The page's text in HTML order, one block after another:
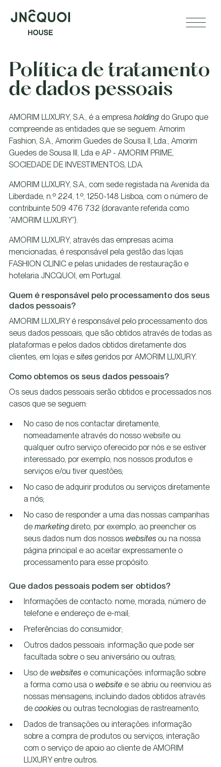
Política de tratamento
de dados pessoais
AMORIM LUXURY, S.A., é a empresaholding do Grupo que
compreende as entidades que se seguem: Amorim
Fashion, S.A., Amorim Guedes de Sousa II, Lda., Amorim
Guedes de Sousa III, Lda e AP - AMORIM PRIME,
SOCIEDADE DE INVESTIMENTOS, LDA.
AMORIM LUXURY, S.A., com sede registada na Avenida da
Liberdade, n.º 224, 1.º, 1250-148 Lisboa, com o número de
contribuinte 509 476 732 (doravante referida como
“AMORIM LUXURY”).
AMORIM LUXURY, através das empresas acima
mencionadas, é responsável pela gestão das lojas
FASHION CLINIC e pelas unidades de restauração e
hotelaria JNCQUOI, em Portugal.
Quem é responsável pelo processamento dos seus
dados pessoais?
AMORIM LUXURY é responsável pelo processamento dos
seus dados pessoais, que são obtidos através de todas as
plataformas e pelos dados obtidos diretamente dos
clientes, em lojas esitesgeridos por AMORIM LUXURY.
Como obtemos os seus dados pessoais?
Os seus dados pessoais serão obtidos e processados nos
casos que se seguem:
No caso de nos contactar diretamente,
nomeadamente através do nosso website ou
qualquer outro serviço oferecido por nós e se estiver
interessado, por exemplo, nos nossos produtos e
serviços e/ou tiver questões;
No caso de adquirir produtos ou serviços diretamente
a nós;
No caso de responder a uma das nossas campanhas
demarketingdireto, por exemplo, ao preencher os
seus dados num dos nossos websitesou na nossa
página principal e ao aceitar expressamente o
processamento para esse propósito.
Que dados pessoais podem ser obtidos?
Informações de contacto: nome, morada, número de
telefone e endereço de e-mail;
Preferências do consumidor;
Outros dados pessoais: informação que pode ser
facultada sobre o seu aniversário ou outras;
Uso de websites e comunicações: informação sobre
a forma como usa o website e se abriu ou reenviou as
nossas mensagens, incluindo dados obtidos através
decookiesou outras tecnologias de rastreamento;
Dados de transações ou interações: informação
sobre a compra de produtos ou serviços, interação
com o serviço de apoio ao cliente de AMORIM
LUXURY entre outros.